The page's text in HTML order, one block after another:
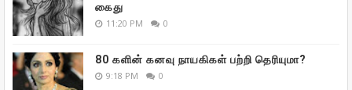
கைது
11:20 PM 0
80 களின் கனவு நாயகிகள் பற்றி தெரியுமா?
9:18 PM 0